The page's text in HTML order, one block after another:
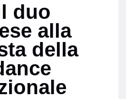
duo
alla
della